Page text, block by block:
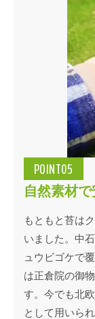
POINT05
自然素材
もともと苔は
いました。中
ュウビゴケで
は正倉院の御
す。今でも北
として用いら